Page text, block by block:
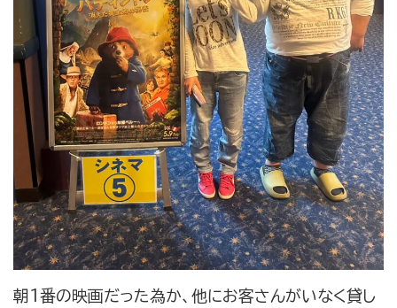
朝1番の映画だった為か、他にお客さんがいなく貸し